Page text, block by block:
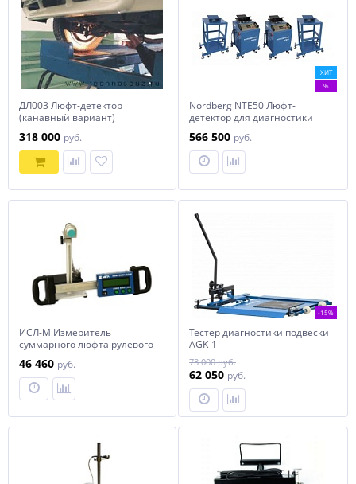
ДЛ003 Люфт-детектор
(канавный вариант)
318 000 руб.
ХИТ
%
Nordberg NTE50 Люфт-
детектор для диагностики
566 500 руб.
ИСЛ-М Измеритель
суммарного люфта рулевого
46 460 руб.
-15%
Тестер диагностики подвески
AGK-1
73 000 руб.
62 050 руб.